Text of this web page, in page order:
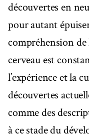
découvertes en
pour autant
compréhension
cerveau est
l’expérience et la
découvertes
comme des
à ce stade du